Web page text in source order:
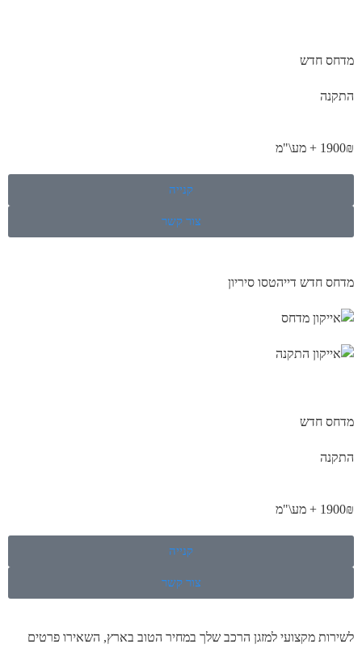
מדחס חדש
התקנה
1900₪ + מע\"מ
קנייה
צור קשר
מדחס חדש דייהטסו סיריון
מדחס חדש
התקנה
1900₪ + מע\"מ
קנייה
צור קשר
לשירות מקצועי למזגן הרכב שלך במחיר הטוב בארץ, השאירו פרטים